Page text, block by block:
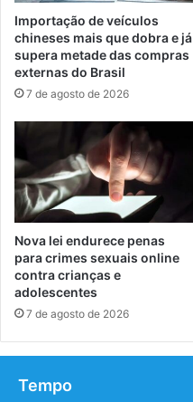
Importação de veículos
chineses mais que dobra e já
supera metade das compras
externas do Brasil
7 de agosto de 2026
Nova lei endurece penas
para crimes sexuais online
contra crianças e
adolescentes
7 de agosto de 2026
Tempo